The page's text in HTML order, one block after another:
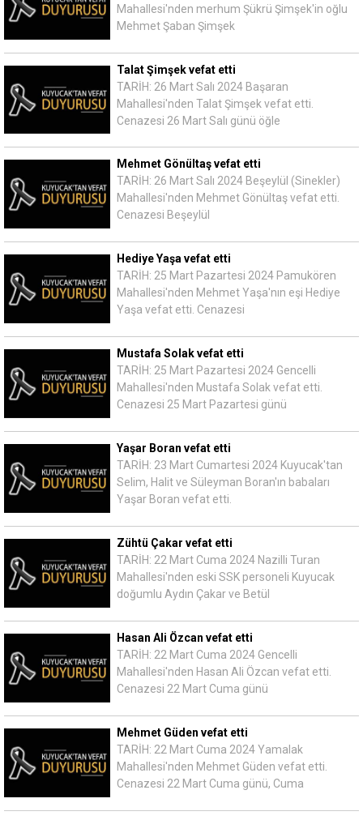
Mahallesi'nden merhum Şükrü Şimşek'in oğlu
Mehmet Şaban Şimşek
Talat Şimşek vefat etti
TARİH: 26 Mart Salı 2024 Başaran
Mahallesi'nden Talat Şimşek vefat etti.
Cenazesi 26 Mart Salı günü öğle
Mehmet Gönültaş vefat etti
TARİH: 26 Mart Salı 2024 Beşeylül (Sinekler)
Mahallesi'nden Mehmet Gönültaş vefat etti.
Cenazesi Beşeylül
Hediye Yaşa vefat etti
TARİH: 25 Mart Pazartesi 2024 Pamukören
Mahallesi'nden Mehmet Yaşa'nın eşi Hediye
Yaşa vefat etti. Cenazesi
Mustafa Solak vefat etti
TARİH: 25 Mart Pazartesi 2024 Gencelli
Mahallesi'nden Mustafa Solak vefat etti.
Cenazesi 25 Mart Pazartesi günü
Yaşar Boran vefat etti
TARİH: 23 Mart Cumartesi 2024 Kuyucak'tan
Selim, Halit ve Süleyman Boran'ın babaları
Yaşar Boran vefat etti.
Zühtü Çakar vefat etti
TARİH: 22 Mart Cuma 2024 Nazilli Turan
Mahallesi'nden eski SSK personeli Kuyucak
doğumlu Aydın Çakar ve Betül
Hasan Ali Özcan vefat etti
TARİH: 22 Mart Cuma 2024 Gencelli
Mahallesi'nden Hasan Ali Özcan vefat etti.
Cenazesi 22 Mart Cuma günü
Mehmet Güden vefat etti
TARİH: 22 Mart Cuma 2024 Yamalak
Mahallesi'nden Mehmet Güden vefat etti.
Cenazesi 22 Mart Cuma günü, Cuma